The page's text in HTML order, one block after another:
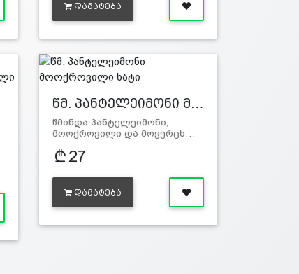
ᲓᲐᲛᲐᲢᲔᲑᲐ
წმ. პანტელეიმონი მ…
წმინდა პანტელეიმონი,
მოოქროვილი და მოვერცხ…
27
ᲓᲐᲛᲐᲢᲔᲑᲐ